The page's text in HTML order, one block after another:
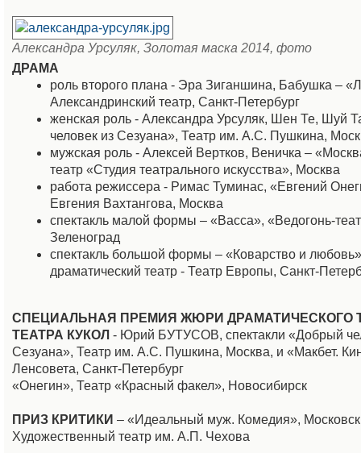
Александра Урсуляк, Золотая маска 2014, фото
ДРАМА
роль второго плана - Эра Зиганшина, Бабушка –
Александринский театр, Санкт-Петербург
женская роль - Александра Урсуляк, Шен Те, Шуй
человек из Сезуана», Театр им. А.С. Пушкина,
мужская роль - Алексей Вертков, Веничка –
театр «Студия театрального искусства», Москва
работа режиссера - Римас Туминас, «Евгений
Евгения Вахтангова, Москва
спектакль малой формы – «Васса», «Ведогонь-
Зеленоград
спектакль большой формы – «Коварство и
драматический театр - Театр Европы, Санкт-
СПЕЦИАЛЬНАЯ ПРЕМИЯ ЖЮРИ ДРАМАТИЧЕСКОГО
ТЕАТРА КУКОЛ - Юрий БУТУСОВ, спектакли «Добрый
Сезуана», Театр им. А.С. Пушкина, Москва, и «Макбет.
Ленсовета, Санкт-Петербург
«Онегин», Театр «Красный факел», Новосибирск
ПРИЗ КРИТИКИ – «Идеальный муж. Комедия»,
Художественный театр им. А.П. Чехова